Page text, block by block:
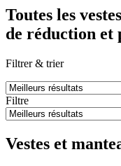
Toutes les
de réduction et
Filtrer & trier
Filtre
Vestes et